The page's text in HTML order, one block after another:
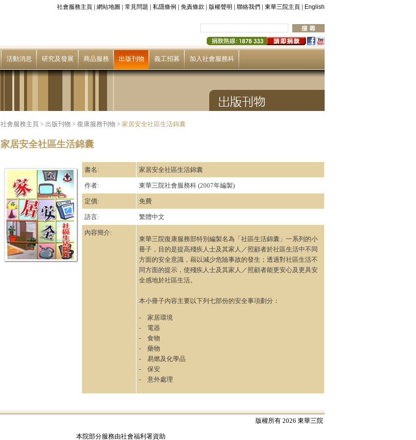
社會服務主頁 | 網站地圖 | 常見問題 | 私隱條例 | 免責條款 | 版權聲明 | 聯絡我們 | 東華三院主頁 | English
活動消息 研究及發展 商品服務 出版刊物 義工招募 加入社會服務科
社會服務主頁 > 出版刊物 > 復康服務刊物 > 家居安全社區生活錦囊
家居安全社區生活錦囊
書名: 家居安全社區生活錦囊
作者: 東華三院社會服務科 (2007年編製)
定價: 免費
語言: 繁體中文
內容簡介:
東華三院復康服務部特別編製名為「社區生活錦囊」一系列的小
冊子，目的是提高殘疾人士及其家人／照顧者於社區生活中不同
方面的安全意識，藉以減少危險事故的發生；透過對社區生活不
同方面的提示，使殘疾人士及其家人／照顧者能更安心及更具安
全感地於社區生活。
本小冊子內容主要以下列七部份的安全事項劃分：
- 家居環境
- 電器
- 食物
- 藥物
- 易燃及化學品
- 保安
- 意外處理
版權所有 2026 東華三院
本院部分服務由社會福利署資助